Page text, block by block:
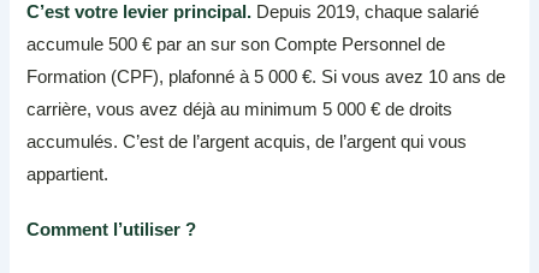
C’est votre levier principal. Depuis 2019, chaque salarié
accumule 500 € par an sur son Compte Personnel de
Formation (CPF), plafonné à 5 000 €. Si vous avez 10 ans de
carrière, vous avez déjà au minimum 5 000 € de droits
accumulés. C’est de l’argent acquis, de l’argent qui vous
appartient.
Comment l’utiliser ?